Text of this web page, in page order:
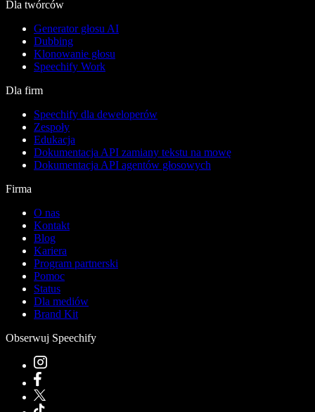
Dla twórców
Generator głosu AI
Dubbing
Klonowanie głosu
Speechify Work
Dla firm
Speechify dla deweloperów
Zespoły
Edukacja
Dokumentacja API zamiany tekstu na mowę
Dokumentacja API agentów głosowych
Firma
O nas
Kontakt
Blog
Kariera
Program partnerski
Pomoc
Status
Dla mediów
Brand Kit
Obserwuj Speechify